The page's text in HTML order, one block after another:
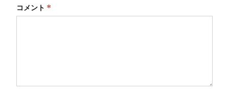
コメント *